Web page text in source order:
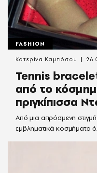
FASHION
Tennis
από το
πριγκίπισσα
Από μια απρόσμενη
εμβληματικά κοσμήματα
Κατερίνα Καμπόσου